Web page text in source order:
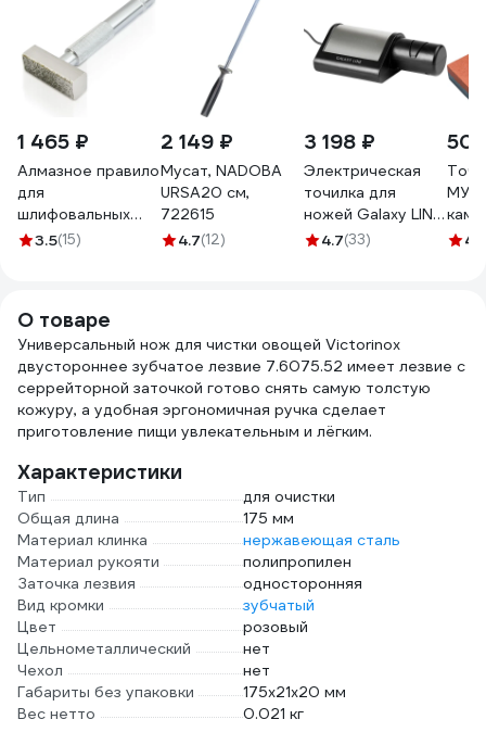
1 465 ₽
Алмазное правило
для
шлифовальных
кругов Men at
3.5(15)
2 149 ₽
Мусат, NADOBA
URSA20 см,
722615
4.7(12)
3 198 ₽
Электрическая
точилка для
ножей Galaxy LINE
GL 2443, черный с
спортивных,
складных ножей
7021224430
4.7(33)
см4.1
О товаре
Универсальный нож для чистки овощей Victorinox
двустороннее зубчатое лезвие 7.6075.52 имеет лезвие с
серрейторной заточкой готово снять самую толстую
кожуру, а удобная эргономичная ручка сделает
приготовление пищи увлекательным и лёгким.
Характеристики
Тип
для очистки
Общая длина
175 мм
Материал клинка
нержавеющая сталь
Материал рукояти
полипропилен
Заточка лезвия
односторонняя
Вид кромки
зубчатый
Цвет
розовый
Цельнометаллический
нет
Чехол
нет
Габариты без упаковки
175х21х20 мм
Вес нетто
0.021 кг